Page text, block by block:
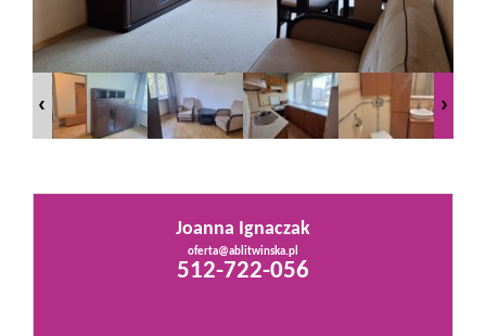
Domy
Działki
Joanna Ignaczak
oferta@ablitwinska.pl
512-722-056